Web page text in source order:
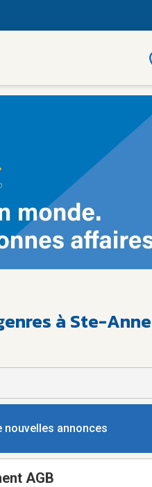
à Ste-
nouvelles annonces
AGB